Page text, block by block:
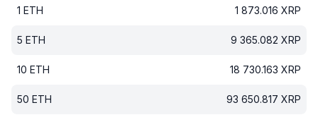
1 ETH 1 873.016 XRP
5 ETH 9 365.082 XRP
10 ETH 18 730.163 XRP
50 ETH 93 650.817 XRP